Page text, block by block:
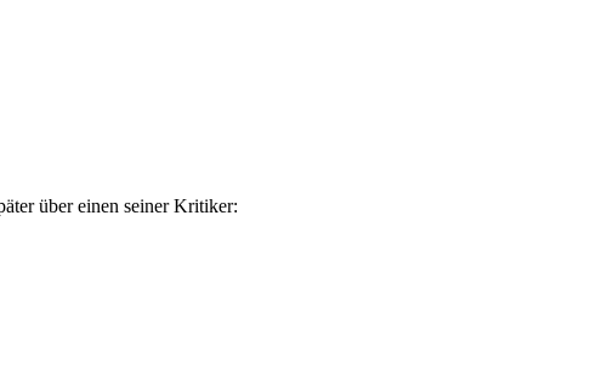
über einen seiner Kritiker: